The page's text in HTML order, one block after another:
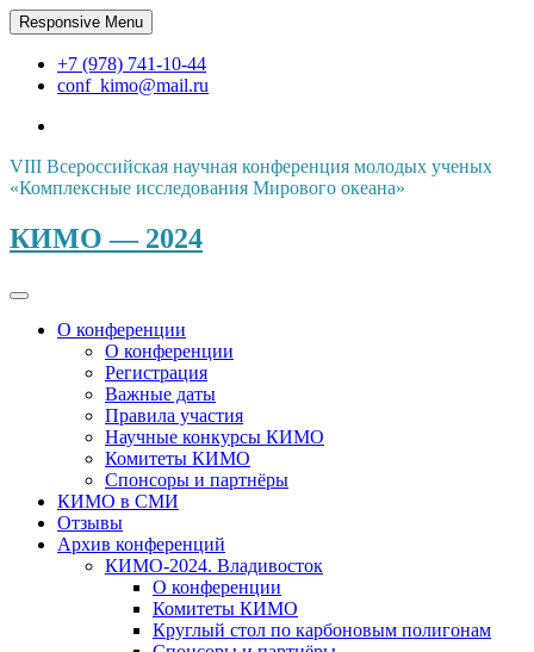
Skip
to
content
Responsive Menu
+7 (978) 741-10-44
conf_kimo@mail.ru
VIII Всероссийская научная конференция молодых ученых
«Комплексные исследования Мирового океана»
КИМО — 2024
О конференции
О конференции
Регистрация
Важные даты
Правила участия
Научные конкурсы КИМО
Комитеты КИМО
Спонсоры и партнёры
КИМО в СМИ
Отзывы
Архив конференций
КИМО-2024. Владивосток
О конференции
Комитеты КИМО
Круглый стол по карбоновым полигонам